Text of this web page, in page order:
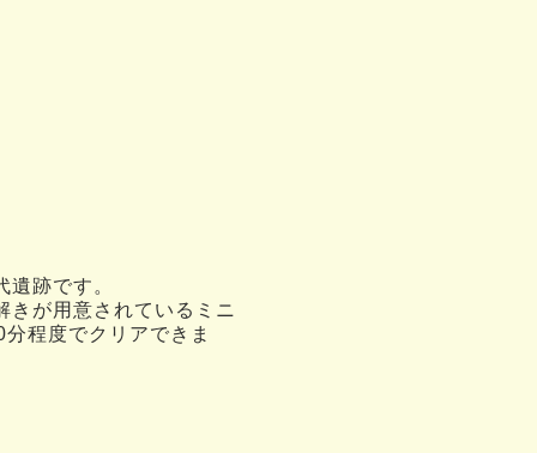
跡です。
きが用意されているミニ
程度でクリアできま